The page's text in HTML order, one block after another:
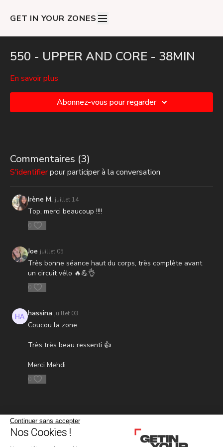
GET IN YOUR ZONES
550 - UPPER AND CORE - 38MIN
En savoir plus
Abonnez-vous pour regarder
Commentaires (3)
S'identifierpour participer à la conversation
Irène M. juillet 14
Top, merci beaucoup !!!!
0
Joe juillet 05
Très bonne séance haut du corps, très complète avant
un circuit vélo 🔥💪👌
0
hassina juillet 03
Coucou la zone
Très très beau ressenti 👍
Merci Mehdi
0
Continuer sans accepter
Nos Cookies !